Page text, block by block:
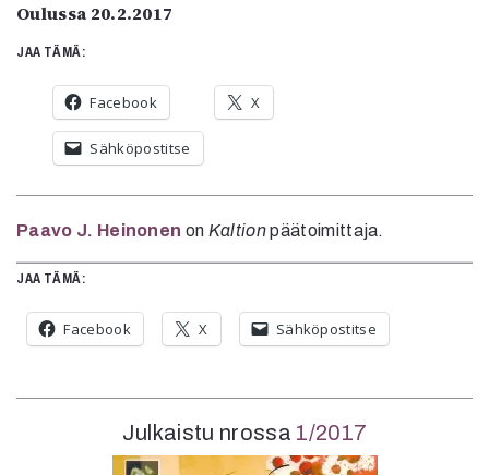
Oulussa 20.2.2017
JAA TÄMÄ:
Facebook X
Sähköpostitse
Paavo J. Heinonen on Kaltionpäätoimittaja.
Julkaistu nrossa 1/2017
JAA TÄMÄ:
Facebook X Sähköpostitse